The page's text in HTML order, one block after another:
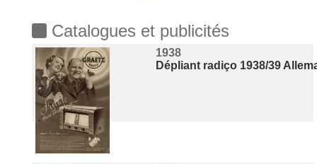
Catalogues et publicités
1938
Dépliant radiço 1938/39